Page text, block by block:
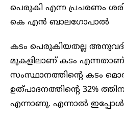
പെരുകി എന്ന പ്രചരണം
കെ എൻ ബാലഗോപാൽ
കടം പെരുകിയതല്ല
മുകളിലാണ് കടം എന്നതാണ്
സംസ്ഥാനത്തിന്റെ കടം
ഉത്പാദനത്തിന്റെ 32%
എന്നാണു. എന്നാൽ